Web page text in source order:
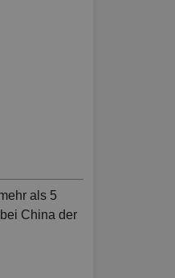
als 5
China der